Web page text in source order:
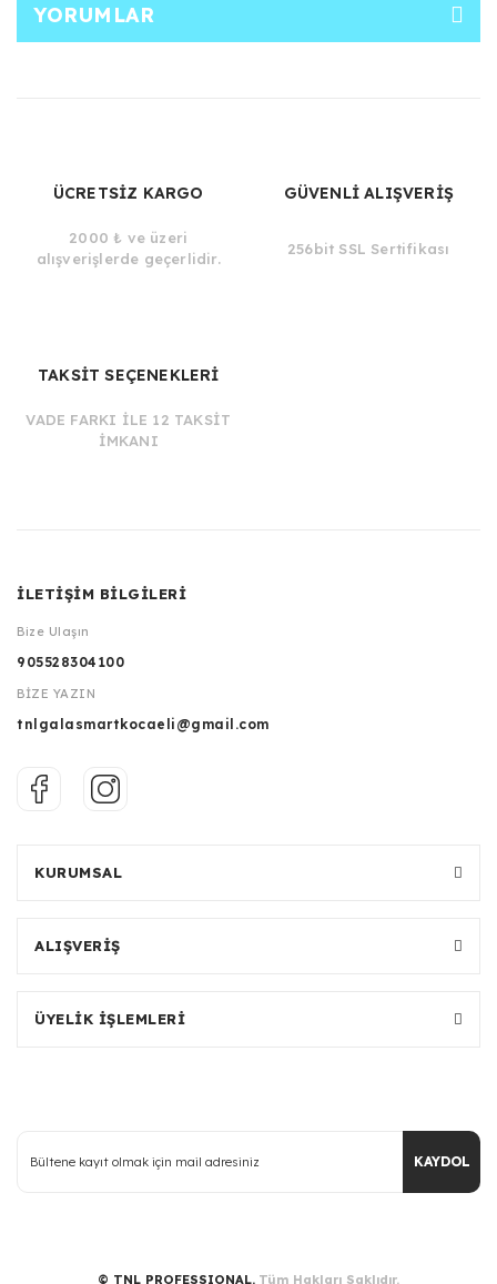
YORUMLAR
ÜCRETSİZ KARGO
2000 ₺ ve üzeri
alışverişlerde geçerlidir.
GÜVENLİ ALIŞVERİŞ
256bit SSL Sertifikası
TAKSİT SEÇENEKLERİ
VADE FARKI İLE 12 TAKSİT
İMKANI
İLETİŞİM BİLGİLERİ
Bize Ulaşın
905528304100
BİZE YAZIN
tnlgalasmartkocaeli@gmail.com
KURUMSAL
ALIŞVERİŞ
ÜYELİK İŞLEMLERİ
KAYDOL
© TNL PROFESSIONAL. Tüm Hakları Saklıdır.